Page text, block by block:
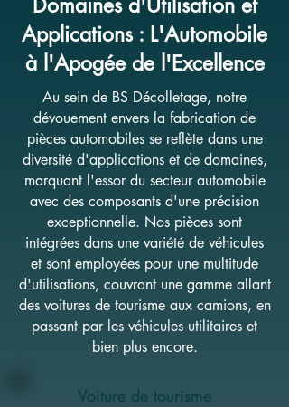
Domaines d'Utilisation et
Applications : L'Automobile
à l'Apogée de l'Excellence
Au sein de BS Décolletage, notre
dévouement envers la fabrication de
pièces automobiles se reflète dans une
diversité d'applications et de domaines,
marquant l'essor du secteur automobile
avec des composants d'une précision
exceptionnelle. Nos pièces sont
intégrées dans une variété de véhicules
et sont employées pour une multitude
d'utilisations, couvrant une gamme allant
des voitures de tourisme aux camions, en
passant par les véhicules utilitaires et
bien plus encore.
Voiture de tourisme